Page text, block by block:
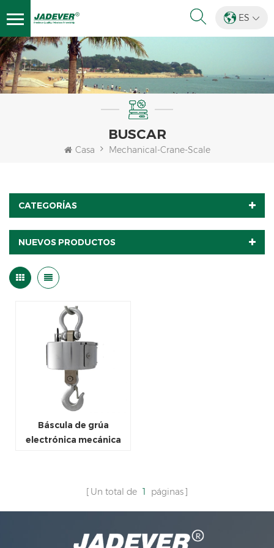
ES
BUSCAR
Casa Mechanical-Crane-Scale
CATEGORÍAS
NUEVOS PRODUCTOS
Báscula de grúa
electrónica mecánica
Un total de 1 páginas